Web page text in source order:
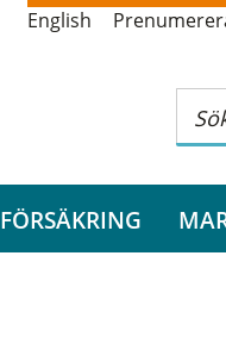
English
FÖRSÄKRING